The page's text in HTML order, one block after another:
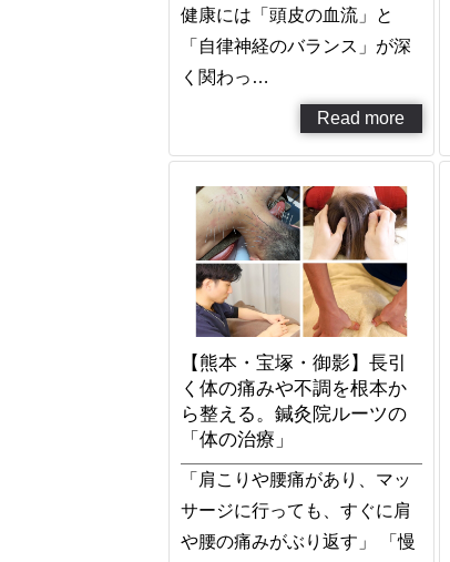
健康には「頭皮の血流」と
「自律神経のバランス」が深
く関わっ…
Read more
【熊本・宝塚・御影】長引
く体の痛みや不調を根本か
ら整える。鍼灸院ルーツの
「体の治療」
「肩こりや腰痛があり、マッ
サージに行っても、すぐに肩
や腰の痛みがぶり返す」 「慢